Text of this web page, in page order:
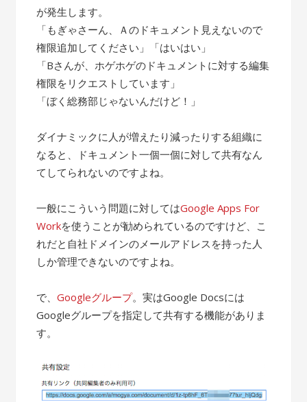
が発生します。
「もぎゃさーん、Ａのドキュメント見えないので
権限追加してください」「はいはい」
「Bさんが、ホゲホゲのドキュメントに対する編集
権限をリクエストしています」
「ぼく総務部じゃないんだけど！」
ダイナミックに人が増えたり減ったりする組織に
なると、ドキュメント一個一個に対して共有なん
てしてられないのですよね。
一般にこういう問題に対してはGoogle Apps For
Workを使うことが勧められているのですけど、こ
れだと自社ドメインのメールアドレスを持った人
しか管理できないのですよね。
で、Googleグループ。実はGoogle Docsには
Googleグループを指定して共有する機能がありま
す。